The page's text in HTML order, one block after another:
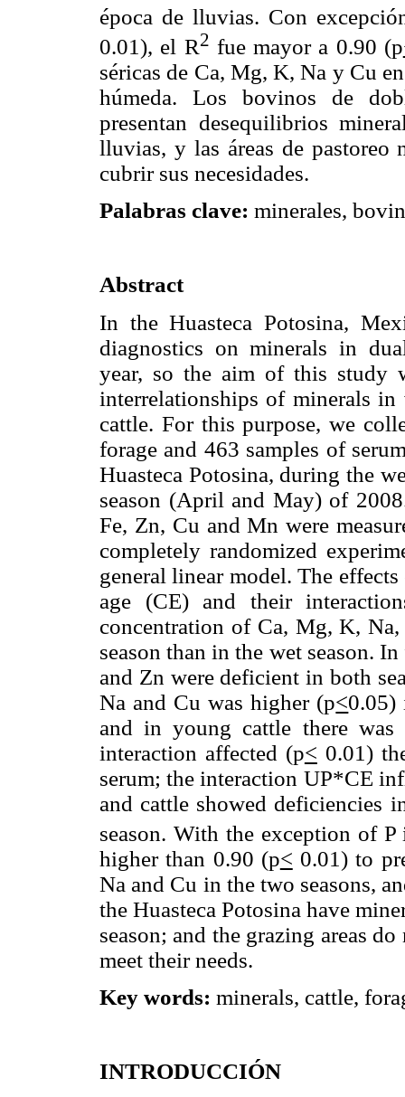
época de lluvias. Con
0.01), el R2 fue mayor a 0.90 (p
séricas de Ca, Mg, K, Na y Cu
húmeda. Los bovinos de
presentan desequilibrios
lluvias, y las áreas de pastoreo
cubrir sus necesidades.
Palabras clave: minerales,
Abstract
In the Huasteca Potosina,
diagnostics on minerals in
year, so the aim of this study
interrelationships of minerals in
cattle. For this purpose, we
forage and 463 samples of
Huasteca Potosina, during the
season (April and May) of
Fe, Zn, Cu and Mn were
completely randomized
general linear model. The
age (CE) and their
concentration of Ca, Mg, K,
season than in the wet season.
and Zn were deficient in both
Na and Cu was higher (p<0.05)
and in young cattle there
interaction affected (p< 0.01)
serum; the interaction UP*CE
and cattle showed deficiencies
season. With the exception of
higher than 0.90 (p< 0.01) to
Na and Cu in the two seasons,
the Huasteca Potosina have
season; and the grazing areas
meet their needs.
Key words: minerals, cattle,
INTRODUCCIÓN